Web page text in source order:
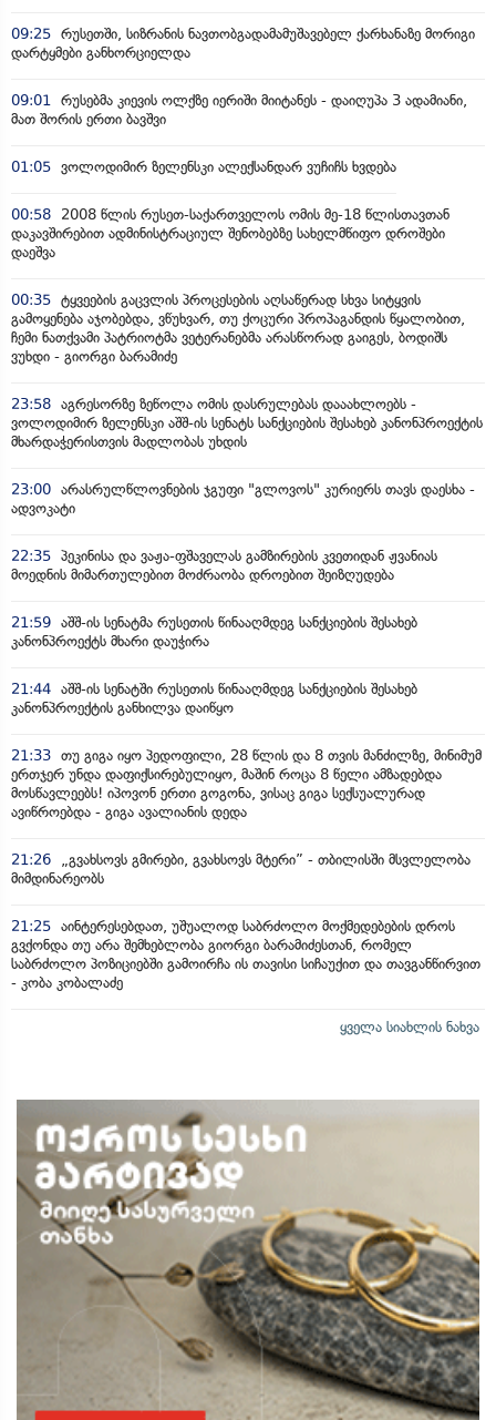
09:25 რუსეთში, სიზრანის ნავთობგადამამუშავებელ ქარხანაზე მორიგი
დარტყმები განხორციელდა
09:01 რუსებმა კიევის ოლქზე იერიში მიიტანეს - დაიღუპა 3 ადამიანი,
მათ შორის ერთი ბავშვი
01:05 ვოლოდიმირ ზელენსკი ალექსანდარ ვუჩიჩს ხვდება
00:58
2008 წლის რუსეთ-საქართველოს ომის მე-18 წლისთავთან
დაკავშირებით ადმინისტრაციულ შენობებზე სახელმწიფო დროშები
დაეშვა
00:35 ტყვეების გაცვლის პროცესების აღსაწერად სხვა სიტყვის
გამოყენება აჯობებდა, ვწუხვარ, თუ ქოცური პროპაგანდის წყალობით,
ჩემი ნათქვამი პატრიოტმა ვეტერანებმა არასწორად გაიგეს, ბოდიშს
ვუხდი - გიორგი ბარამიძე
23:58 აგრესორზე ზეწოლა ომის დასრულებას დააახლოებს -
ვოლოდიმირ ზელენსკი აშშ-ის სენატს სანქციების შესახებ კანონპროექტის
მხარდაჭერისთვის მადლობას უხდის
23:00 არასრულწლოვნების ჯგუფი "გლოვოს" კურიერს თავს დაესხა -
ადვოკატი
22:35 პეკინისა და ვაჟა-ფშაველას გამზირების კვეთიდან ჟვანიას
მოედნის მიმართულებით მოძრაობა დროებით შეიზღუდება
21:59 აშშ-ის სენატმა რუსეთის წინააღმდეგ სანქციების შესახებ
კანონპროექტს მხარი დაუჭირა
21:44 აშშ-ის სენატში რუსეთის წინააღმდეგ სანქციების შესახებ
კანონპროექტის განხილვა დაიწყო
21:33 თუ გიგა იყო პედოფილი, 28 წლის და 8 თვის მანძილზე, მინიმუმ
ერთჯერ უნდა დაფიქსირებულიყო, მაშინ როცა 8 წელი ამზადებდა
მოსწავლეებს! იპოვონ ერთი გოგონა, ვისაც გიგა სექსუალურად
ავიწროებდა - გიგა ავალიანის დედა
21:26
„გვახსოვს გმირები, გვახსოვს მტერი” - თბილისში მსვლელობა
მიმდინარეობს
21:25 აინტერესებდათ, უშუალოდ საბრძოლო მოქმედებების დროს
გვქონდა თუ არა შემხებლობა გიორგი ბარამიძესთან, რომელ
საბრძოლო პოზიციებში გამოირჩა ის თავისი სიჩაუქით და თავგანწირვით
- კობა კობალაძე
ყველა სიახლის ნახვა